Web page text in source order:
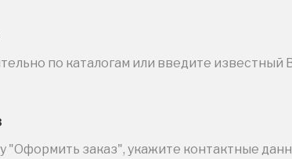
по каталогам или введите известный
"Оформить заказ", укажите контактные